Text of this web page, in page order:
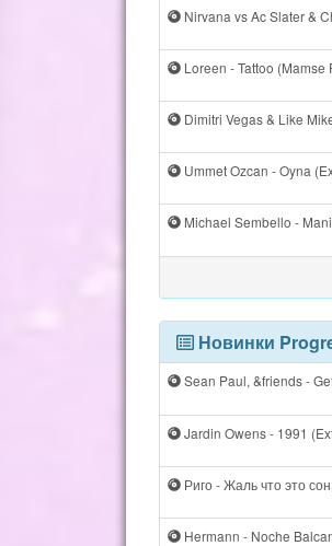
Nirvana vs Ac Slater &
Loreen - Tattoo (Mamse
Dimitri Vegas & Like
Ummet Ozcan - Oyna
Michael Sembello -
Новинки
Sean Paul, &friends -
Jardin Owens - 1991
Риго - Жаль что это
Hermann - Noche